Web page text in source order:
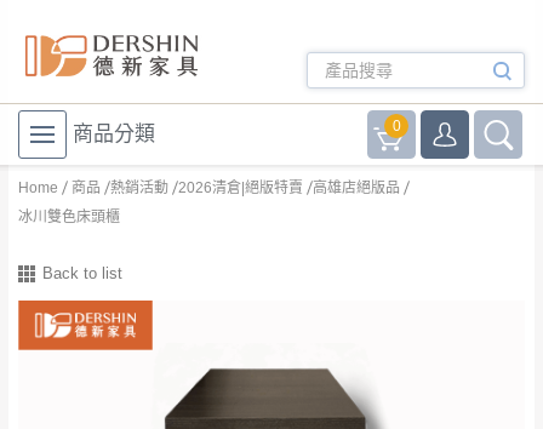
商品分類 0
Home 商品 熱銷活動 2026清倉|絕版特賣
高雄店絕版品
冰川雙色床頭櫃
Back to list